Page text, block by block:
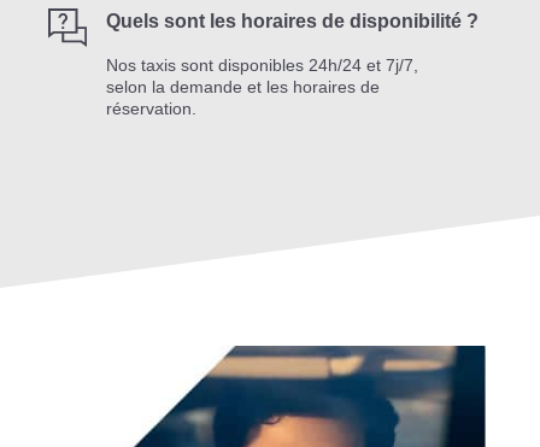
Quels sont les horaires de disponibilité ?
Nos taxis sont disponibles 24h/24 et 7j/7,
selon la demande et les horaires de
réservation.